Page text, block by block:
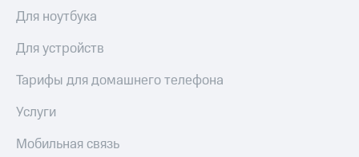
Для ноутбука
Для устройств
Тарифы для домашнего телефона
Услуги
Мобильная связь